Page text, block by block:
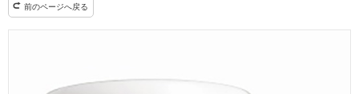
前のページへ戻る